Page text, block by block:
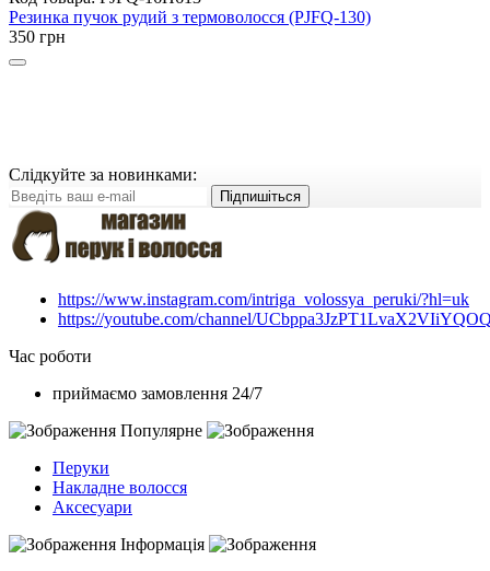
Резинка пучок рудий з термоволосся (PJFQ-130)
350 грн
Слідкуйте за новинками:
Підпишіться
https://www.instagram.com/intriga_volossya_peruki/?hl=uk
https://youtube.com/channel/
Час роботи
приймаємо замовлення 24/7
Популярне
Перуки
Накладне волосся
Аксесуари
Інформація